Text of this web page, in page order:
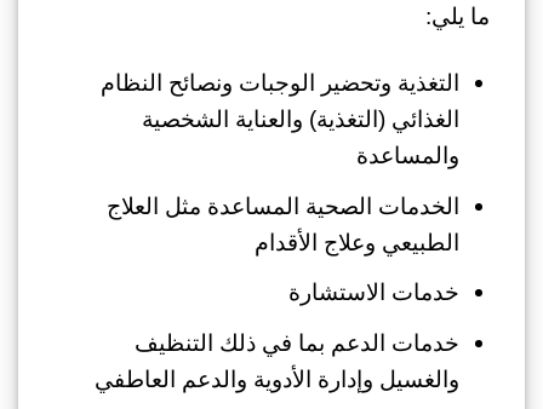
ما يلي:
التغذية وتحضير الوجبات ونصائح النظام
الغذائي (التغذية) والعناية الشخصية
والمساعدة
الخدمات الصحية المساعدة مثل العلاج
الطبيعي وعلاج الأقدام
خدمات الاستشارة
خدمات الدعم بما في ذلك التنظيف
والغسيل وإدارة الأدوية والدعم العاطفي